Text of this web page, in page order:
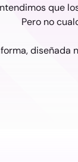
que
Pero no
diseñada